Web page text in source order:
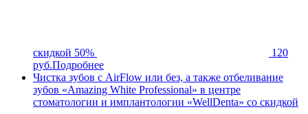
скидкой 50%
120
руб.Подробнее
Чистка зубов с AirFlow или без, а также отбеливание
зубов «Amazing White Professional» в центре
стоматологии и имплантологии «WellDenta» со скидкой